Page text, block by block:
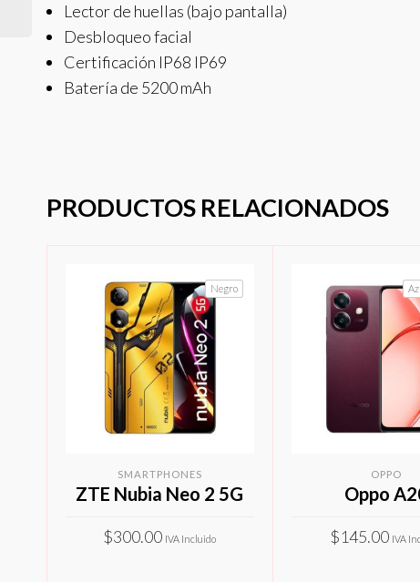
Lector de huellas (bajo pantalla)
Desbloqueo facial
Certificación IP68 IP69
Batería de 5200 mAh
PRODUCTOS RELACIONADOS
Negro
SMARTPHONES
ZTE Nubia Neo 2 5G
$300.00 IVA Incluido
OPPO
Oppo
$145.00 IVA